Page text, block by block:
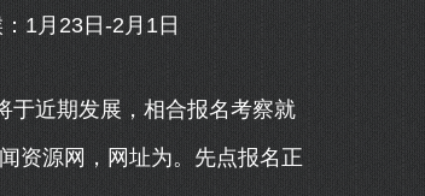
1月23日-2月1日
近期发展，相合报名考察就
资源网，网址为。先点报名正